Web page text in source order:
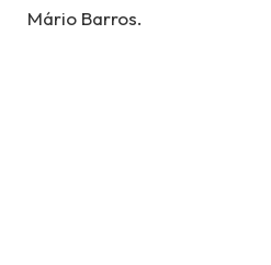
Mário Barros.